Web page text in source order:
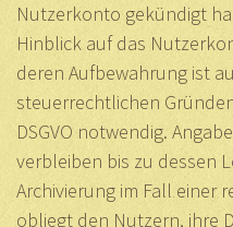
Nutzerkonto gekündigt
Hinblick auf das
deren Aufbewahrung ist
steuerrechtlichen
DSGVO notwendig.
verbleiben bis zu dessen
Archivierung im Fall einer
obliegt den Nutzern, ihre